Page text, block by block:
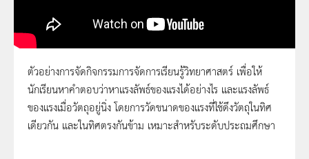
77 - หาแรงลัพธ์ที่กระทำต่อวัตถุได้อย่างไร
ตัวอย่างการจัดกิจกรรมการจัดการเรียนรู้วิทยาศาสตร์ เพื่อให้
นักเรียนหาคำตอบว่าหาแรงลัพธ์ของแรงได้อย่างไร และแรงลัพธ์
ของแรงเมื่อวัตถุอยู่นิ่ง โดยการวัดขนาดของแรงที่ใช้ดึงวัตถุในทิศ
เดียวกัน และในทิศตรงกันข้าม เหมาะสำหรับระดับประถมศึกษา